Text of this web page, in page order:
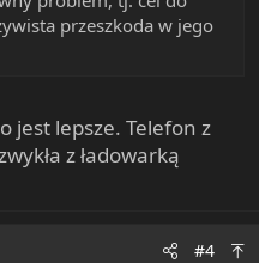
przeszkoda w jego
jest lepsze. Telefon z
z ładowarką
#4